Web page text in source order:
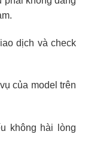
dịch và check
của model trên
không hài lòng